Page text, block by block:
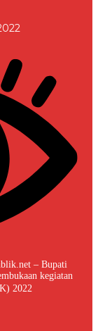
– Bupati
kegiatan
2022